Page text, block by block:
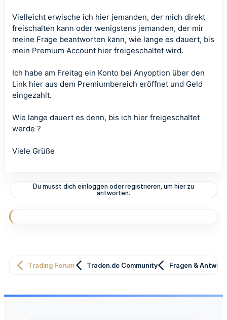
Vielleicht erwische ich hier jemanden, der mich direkt
freischalten kann oder wenigstens jemanden, der mir
meine Frage beantworten kann, wie lange es dauert, bis
mein Premium Account hier freigeschaltet wird.
Ich habe am Freitag ein Konto bei Anyoption über den
Link hier aus dem Premiumbereich eröffnet und Geld
eingezahlt.
Wie lange dauert es denn, bis ich hier freigeschaltet
werde ?
Viele Grüße
Du musst dich einloggen oder registrieren, um hier zu
antworten.
Trading Forum Traden.de Community Fragen &